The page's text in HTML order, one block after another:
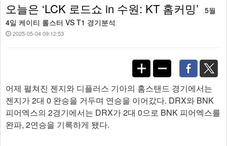
오늘은 ‘LCK 로드쇼 in 수원: KT 홈커밍’
5월
4일 케이티 롤스터 VS T1 경기분석
2025-05-04 09:12:53
어제 펼쳐진 젠지와 디플러스 기아의 홈스탠드 경기에서는
젠지가 2대 0 완승을 거두며 연승을 이어갔다. DRX와 BNK
피어엑스의 2경기에서는 DRX가 2대 0으로 BNK 피어엑스를
완파, 2연승을 기록하게 됐다.